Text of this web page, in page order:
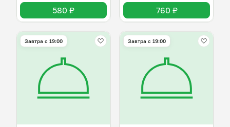
580 ₽ 760 ₽
Завтра c 19:00 Завтра c 19:00